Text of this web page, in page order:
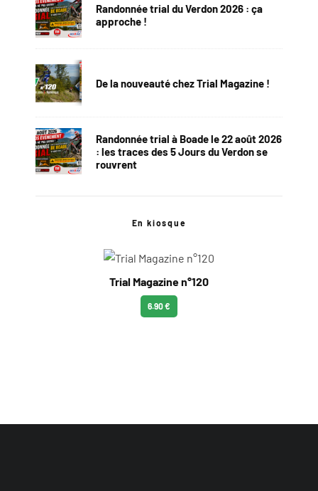
Randonnée trial du Verdon 2026 : ça
approche !
De la nouveauté chez Trial Magazine !
Randonnée trial à Boade le 22 août 2026
: les traces des 5 Jours du Verdon se
rouvrent
En kiosque
Trial Magazine n°120
6.90 €